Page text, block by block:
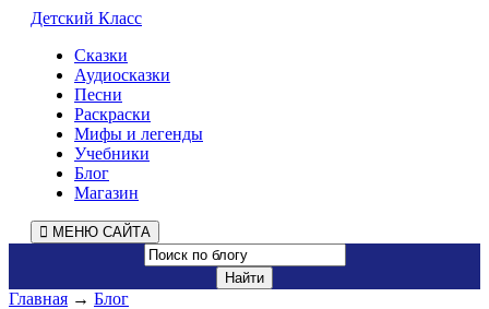
Детский Класс
Сказки
Аудиосказки
Песни
Раскраски
Мифы и легенды
Учебники
Блог
Магазин
МЕНЮ САЙТА
Главная → Блог